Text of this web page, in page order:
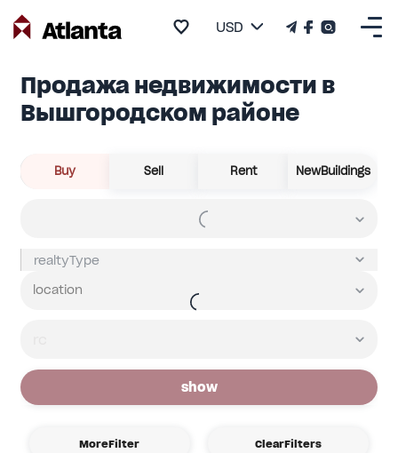
USD
Продажа недвижимости в
Вышгородском районе
Buy Sell Rent NewBuildings
show
MoreFilter ClearFilters